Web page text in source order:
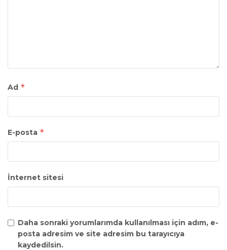
Ad *
E-posta *
İnternet sitesi
Daha sonraki yorumlarımda kullanılması için adım, e-
posta adresim ve site adresim bu tarayıcıya
kaydedilsin.